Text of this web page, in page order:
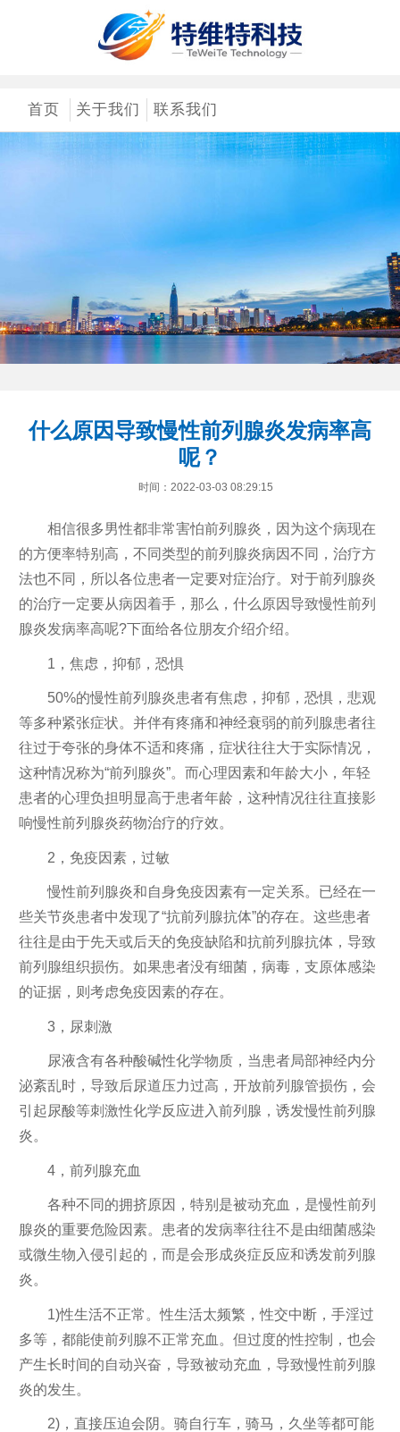
首页 关于我们 联系我们
什么原因导致慢性前列腺炎发病率高
呢？
时间：2022-03-03 08:29:15
相信很多男性都非常害怕前列腺炎，因为这个病现在
的方便率特别高，不同类型的前列腺炎病因不同，治疗方
法也不同，所以各位患者一定要对症治疗。对于前列腺炎
的治疗一定要从病因着手，那么，什么原因导致慢性前列
腺炎发病率高呢?下面给各位朋友介绍介绍。
1，焦虑，抑郁，恐惧
50%的慢性前列腺炎患者有焦虑，抑郁，恐惧，悲观
等多种紧张症状。并伴有疼痛和神经衰弱的前列腺患者往
往过于夸张的身体不适和疼痛，症状往往大于实际情况，
这种情况称为“前列腺炎”。而心理因素和年龄大小，年轻
患者的心理负担明显高于患者年龄，这种情况往往直接影
响慢性前列腺炎药物治疗的疗效。
2，免疫因素，过敏
慢性前列腺炎和自身免疫因素有一定关系。已经在一
些关节炎患者中发现了“抗前列腺抗体”的存在。这些患者
往往是由于先天或后天的免疫缺陷和抗前列腺抗体，导致
前列腺组织损伤。如果患者没有细菌，病毒，支原体感染
的证据，则考虑免疫因素的存在。
3，尿刺激
尿液含有各种酸碱性化学物质，当患者局部神经内分
泌紊乱时，导致后尿道压力过高，开放前列腺管损伤，会
引起尿酸等刺激性化学反应进入前列腺，诱发慢性前列腺
炎。
4，前列腺充血
各种不同的拥挤原因，特别是被动充血，是慢性前列
腺炎的重要危险因素。患者的发病率往往不是由细菌感染
或微生物入侵引起的，而是会形成炎症反应和诱发前列腺
炎。
1)性生活不正常。性生活太频繁，性交中断，手淫过
多等，都能使前列腺不正常充血。但过度的性控制，也会
产生长时间的自动兴奋，导致被动充血，导致慢性前列腺
炎的发生。
2)，直接压迫会阴。骑自行车，骑马，久坐等都可能